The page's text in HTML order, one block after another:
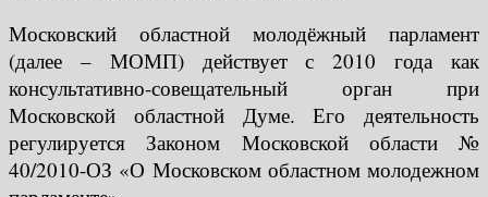
Московский областной молодёжный парламент
(далее – МОМП) действует с 2010 года как
консультативно-совещательный орган при
Московской областной Думе. Его деятельность
регулируется Законом Московской области №
40/2010-ОЗ «О Московском областном молодежном